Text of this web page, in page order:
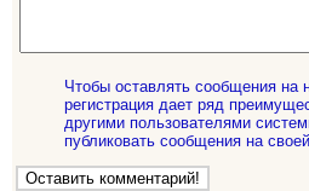
Чтобы оставлять сообщения на
регистрация дает ряд
другими пользователями
публиковать сообщения на